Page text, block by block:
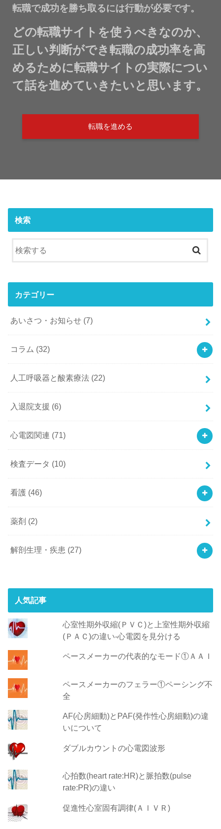
転職で成功を勝ち取るには行動が必要です。
どの転職サイトを使うべきなのか、
正しい判断ができ転職の成功率を高
めるために転職サイトの実際につい
て話を進めていきたいと思います。
転職を進める
検索
カテゴリー
あいさつ・お知らせ (7)
コラム (32)
人工呼吸器と酸素療法 (22)
入退院支援 (6)
心電図関連 (71)
検査データ (10)
看護 (46)
薬剤 (2)
解剖生理・疾患 (27)
人気記事
心室性期外収縮(ＰＶＣ)と上室性期外収縮
(ＰＡＣ)の違い-心電図を見分ける
ペースメーカーの代表的なモード①ＡＡＩ
ペースメーカーのフェラー①ペーシング不
全
AF(心房細動)とPAF(発作性心房細動)の違
いについて
ダブルカウントの心電図波形
心拍数(heart rate:HR)と脈拍数(pulse
rate:PR)の違い
促進性心室固有調律(ＡＩＶＲ)